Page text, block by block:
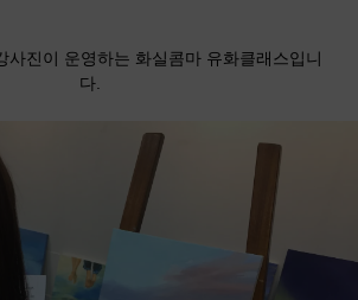
사진이 운영하는 화실콤마 유화클래스입니
다.